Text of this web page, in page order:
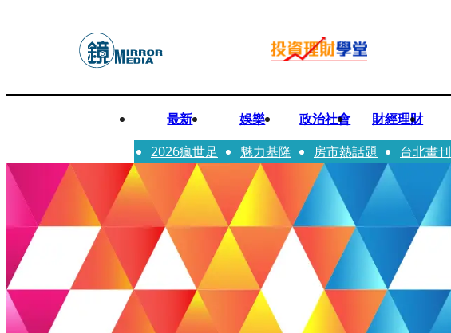
最新 娛樂 政治社會 財經理財
2026瘋世足
魅力基隆 房市熱話題 台北畫刊